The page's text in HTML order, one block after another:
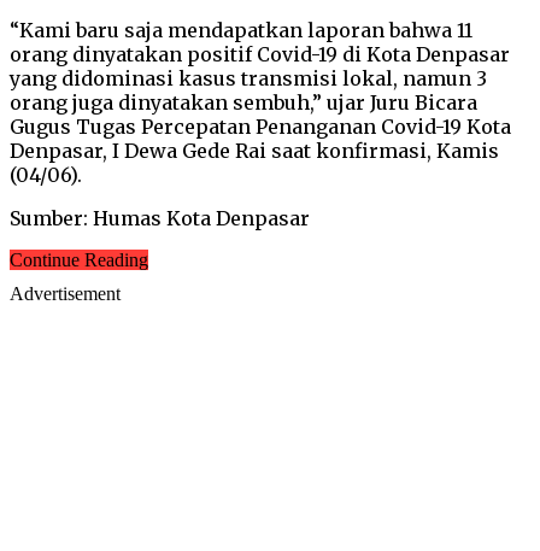
“Kami baru saja mendapatkan laporan bahwa 11
orang dinyatakan positif Covid-19 di Kota Denpasar
yang didominasi kasus transmisi lokal, namun 3
orang juga dinyatakan sembuh,” ujar Juru Bicara
Gugus Tugas Percepatan Penanganan Covid-19 Kota
Denpasar, I Dewa Gede Rai saat konfirmasi, Kamis
(04/06).
Sumber: Humas Kota Denpasar
Continue Reading
Advertisement